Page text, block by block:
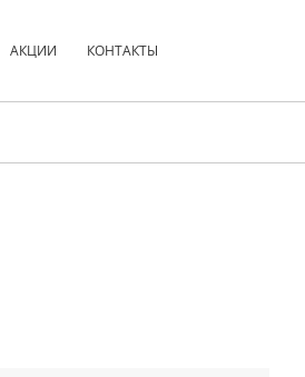
АКЦИИ КОНТАКТЫ